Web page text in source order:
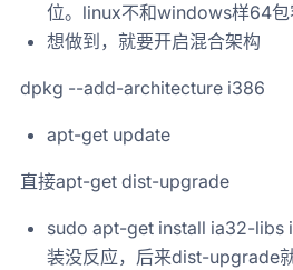
位。linux不和windows样64
想做到，就要开启混合架构
dpkg --add-architecture i386
apt-get update
直接apt-get dist-upgrade
sudo apt-get install ia32-libs
装没反应，后来dist-upgrade